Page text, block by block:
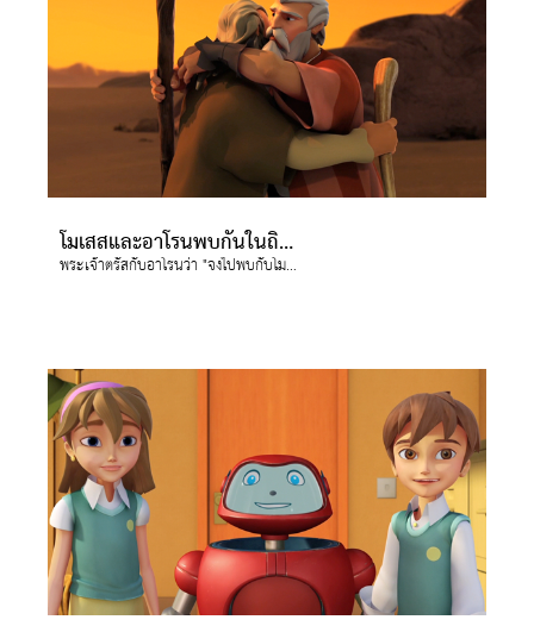
โมเสสและอาโรนพบกันในถิ่นทุรกันดาร
พระเจ้าตรัสกับอาโรนว่า "จงไปพบกับโมเสสในถิ่นทุรกันดาร" ดังนั้นโมเสสและอาโรนจึงพบกันที่ภูเขาของพระเจ้าและสวมกอดกัน